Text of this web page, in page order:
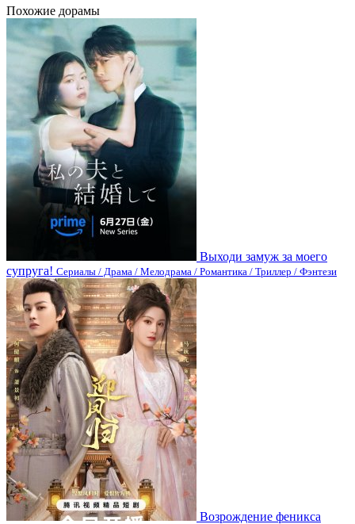
Похожие дорамы
Выходи замуж за моего
супруга! Сериалы / Драма / Мелодрама / Романтика / Триллер / Фэнтези
Возрождение феникса